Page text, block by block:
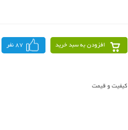
افزودن به سبد خرید 87 نفر
کیفیت و قیمت